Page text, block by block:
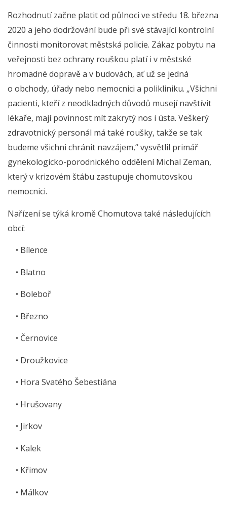
Rozhodnutí začne platit od půlnoci ve středu 18. března
2020 a jeho dodržování bude při své stávající kontrolní
činnosti monitorovat městská policie. Zákaz pobytu na
veřejnosti bez ochrany rouškou platí i v městské
hromadné dopravě a v budovách, ať už se jedná
o obchody, úřady nebo nemocnici a polikliniku. „Všichni
pacienti, kteří z neodkladných důvodů musejí navštívit
lékaře, mají povinnost mít zakrytý nos i ústa. Veškerý
zdravotnický personál má také roušky, takže se tak
budeme všichni chránit navzájem,“ vysvětlil primář
gynekologicko-porodnického oddělení Michal Zeman,
který v krizovém štábu zastupuje chomutovskou
nemocnici.
Nařízení se týká kromě Chomutova také následujících
obcí:
• Bílence
• Blatno
• Boleboř
• Březno
• Černovice
• Droužkovice
• Hora Svatého Šebestiána
• Hrušovany
• Jirkov
• Kalek
• Křimov
• Málkov